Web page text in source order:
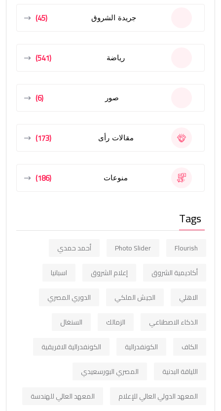
جريدة الشروق (45)
رياضة (541)
صور (6)
مقالات رأى (173)
منوعات (186)
Tags
Flourish
Photo Slider
أحمد حمدي
أكاديمية الشروق
إعلام الشروق
اسبانيا
الاهلي
الجيش الملكي
الدوري المصري
الذكاء الاصطناعي
الزمالك
السنغال
الكاف
الكونفدرالية
الكونفدرالية الافريقية
اللياقة البدنية
المصري البورسعيدي
المعهد الدولي العالي للإعلام
المعهد العالي للهندسة